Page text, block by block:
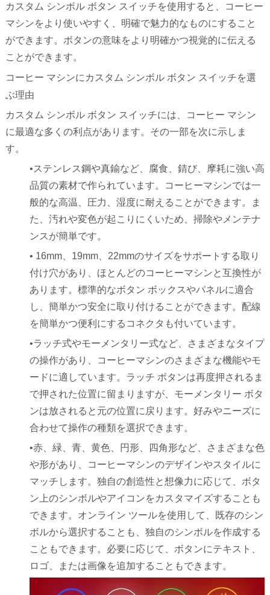
カスタム シンボル ボタン スイッチを使用すると、コーヒー
マシンをより使いやすく、明確で魅力的なものにすること
ができます。ボタンの意味をより明確かつ視覚的に伝える
ことができます。
コーヒー マシンにカスタム シンボル ボタン スイッチを選
ぶ理由
カスタム シンボル ボタン スイッチには、コーヒー マシン
に最適な多くの利点があります。その一部を次に示しま
す。
•ステンレス鋼や真鍮など、腐食、錆び、摩耗に強い高
品質の素材で作られています。コーヒーマシンでは一
般的な高温、圧力、湿度に耐えることができます。ま
た、汚れや変色が起こりにくいため、掃除やメンテナ
ンスが簡単です。
• 16mm、19mm、22mmのサイズをサポートする取り
付け穴があり、ほとんどのコーヒーマシンと互換性が
あります。標準的なボタン ボックスやパネルに適合
し、簡単かつ安全に取り付けることができます。配線
を簡単かつ便利にするコネクタも付いています。
•ラッチ式やモーメンタリー式など、さまざまなタイプ
の操作があり、コーヒーマシンのさまざまな機能やモ
ードに適しています。ラッチ ボタンは再度押されるま
で押された位置に留まりますが、モーメンタリー ボタ
ンは放されると元の位置に戻ります。好みやニーズに
合わせて操作の種類を選択できます。
•赤、緑、青、黄色、円形、四角形など、さまざまな色
や形があり、コーヒーマシンのデザインやスタイルに
マッチします。独自の創造性と想像力に応じて、ボタ
ン上のシンボルやアイコンをカスタマイズすることも
できます。オンライン ツールを使用して、既存のシン
ボルから選択することも、独自のシンボルを作成する
こともできます。必要に応じて、ボタンにテキスト、
ロゴ、または画像を追加することもできます。